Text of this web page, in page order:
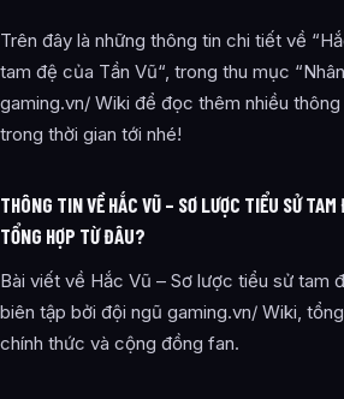
Trên đây là những thông tin chi tiết về
tam đệ của Tần Vũ“, trong thu mục
gaming.vn/ Wiki để đọc thêm nhiều
trong thời gian tới nhé!
THÔNG TIN VỀ HẮC VŨ – SƠ LƯỢC TIỂU SỬ
TỔNG HỢP TỪ ĐÂU?
Bài viết về Hắc Vũ – Sơ lược tiểu sử tam
biên tập bởi đội ngũ gaming.vn/ Wiki,
chính thức và cộng đồng fan.